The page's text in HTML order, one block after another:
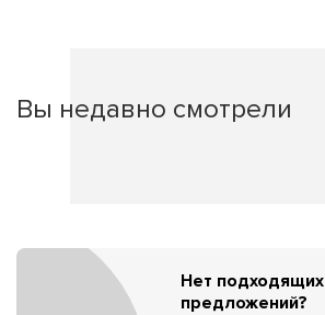
Вы недавно смотрели
Нет подходящих
предложений?